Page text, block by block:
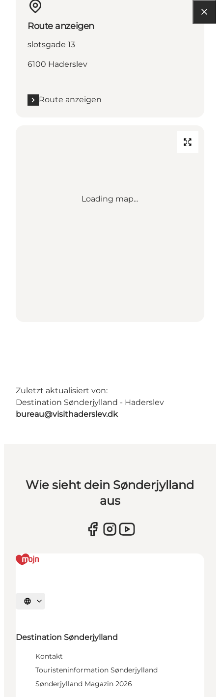
Route anzeigen
slotsgade 13
6100 Haderslev
Route anzeigen
Loading map...
Zuletzt aktualisiert von:
Destination Sønderjylland - Haderslev
bureau@visithaderslev.dk
Wie sieht dein Sønderjylland
aus
Sprache auswählen
Destination Sønderjylland
Kontakt
Touristeninformation Sønderjylland
Sønderjylland Magazin 2026